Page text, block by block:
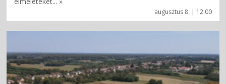
augusztus 8. | 12:00